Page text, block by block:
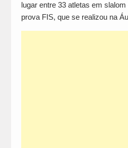
lugar entre 33 atletas em
prova FIS, que se realizou na